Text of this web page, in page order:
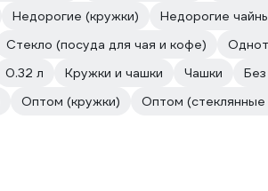
Недорогие (кружки) Недорогие
Стекло (посуда для чая и кофе)
0.32 л Кружки и чашки Чашки
Оптом (кружки) Оптом (стеклянные